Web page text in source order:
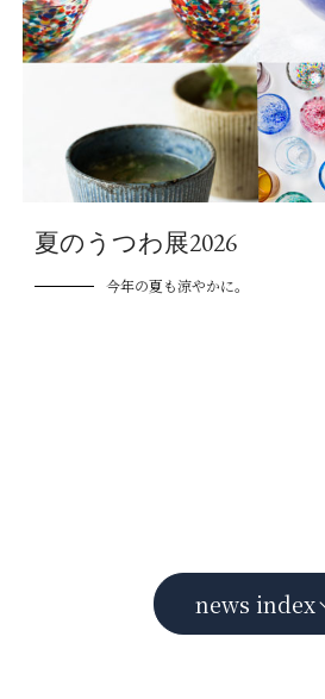
夏のうつわ展2026
今年の夏も涼やかに。
news index